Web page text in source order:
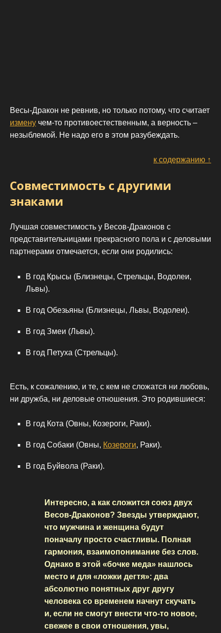
Весы-Дракон не ревнив, но только потому, что считает
измену чем-то противоестественным, а верность –
незыблемой. Не надо его в этом разубеждать.
к содержанию ↑
Совместимость с другими
знаками
Лучшая совместимость у Весов-Драконов с
представительницами прекрасного пола и с деловыми
партнерами отмечается, если они родились:
В год Крысы (Близнецы, Стрельцы, Водолеи,
Львы).
В год Обезьяны (Близнецы, Львы, Водолеи).
В год Змеи (Львы).
В год Петуха (Стрельцы).
Есть, к сожалению, и те, с кем не сложатся ни любовь,
ни дружба, ни деловые отношения. Это родившиеся:
В год Кота (Овны, Козероги, Раки).
В год Собаки (Овны, Козероги, Раки).
В год Буйвола (Раки).
Интересно, а как сложится союз двух
Весов-Драконов? Звезды утверждают,
что мужчина и женщина будут
поначалу просто счастливы. Полная
гармония, взаимопонимание без слов.
Однако в этой «бочке меда» нашлось
место и для «ложки дегтя»: два
абсолютно понятных друг другу
человека со временем начнут скучать
и, если не смогут внести что-то новое,
свежее в свои отношения, увы,